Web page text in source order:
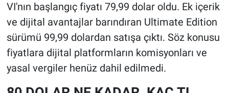
VI'nın başlangıç fiyatı 79,99 dolar oldu. Ek içerik
ve dijital avantajlar barındıran Ultimate Edition
sürümü 99,99 dolardan satışa çıktı. Söz konusu
fiyatlara dijital platformların komisyonları ve
yasal vergiler henüz dahil edilmedi.